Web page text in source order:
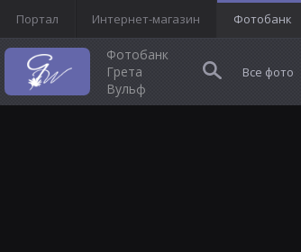
Портал Интернет-магазин Фотобанк
Фотобанк
Грета
Вульф
Все фото